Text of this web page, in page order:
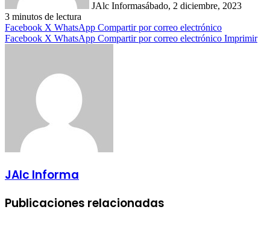
JAlc Informasábado, 2 diciembre, 2023
3 minutos de lectura
Facebook X WhatsApp Compartir por correo electrónico
Facebook X WhatsApp Compartir por correo electrónico Imprimir
JAlc Informa
Publicaciones relacionadas